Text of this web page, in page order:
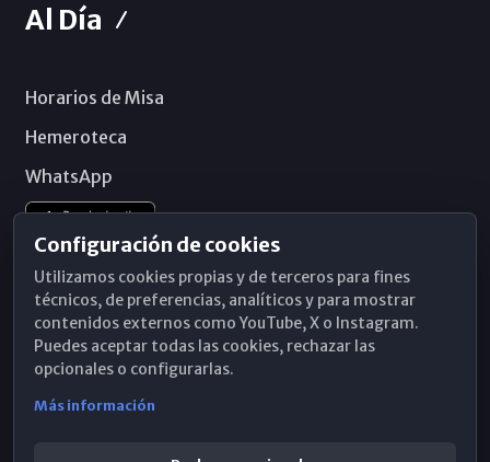
Al Día
Horarios de Misa
Hemeroteca
WhatsApp
Configuración de cookies
Utilizamos cookies propias y de terceros para fines
técnicos, de preferencias, analíticos y para mostrar
contenidos externos como YouTube, X o Instagram.
Puedes aceptar todas las cookies, rechazar las
opcionales o configurarlas.
Más información